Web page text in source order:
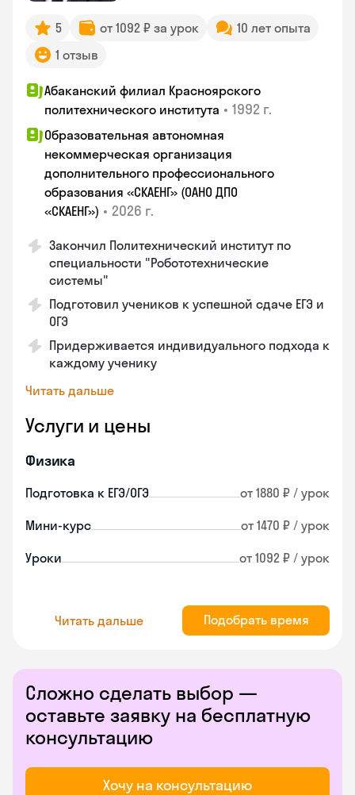
5 от 1092 ₽ за урок
10 лет опыта
1 отзыв
Абаканский филиал Красноярского
политехнического института • 1992 г.
Образовательная автономная
некоммерческая организация
дополнительного профессионального
образования «СКАЕНГ» (ОАНО ДПО
«СКАЕНГ») • 2026 г.
Закончил Политехнический институт по
специальности "Робототехнические
системы"
Подготовил учеников к успешной сдаче ЕГЭ и
ОГЭ
Придерживается индивидуального подхода к
каждому ученику
Читать дальше
Услуги и цены
Физика
Подготовка к ЕГЭ/ОГЭ от 1880 ₽ / урок
Мини-курс от 1470 ₽ / урок
Уроки от 1092 ₽ / урок
Читать дальше Подобрать время
Сложно сделать выбор —
оставьте заявку на бесплатную
консультацию
Хочу на консультацию